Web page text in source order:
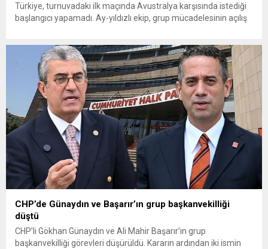
Türkiye, turnuvadaki ilk maçında Avustralya karşısında istediği
başlangıcı yapamadı. Ay-yıldızlı ekip, grup mücadelesinin açılış
itibaren iki takım da kontrollü bir oyun sergilerken, Avustralya
özellikle hızlı hücumlarla etkili olmaya...
CHP’de Günaydın ve Başarır’ın grup başkanvekilliği
düştü
CHP’li Gökhan Günaydın ve Ali Mahir Başarır’ın grup
başkanvekilliği görevleri düşürüldü. Kararın ardından iki ismin